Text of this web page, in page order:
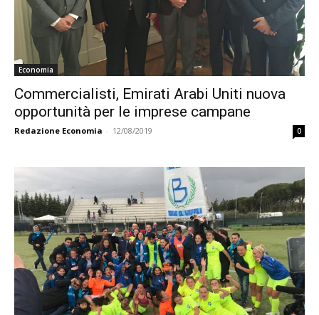
Economia
Commercialisti, Emirati Arabi Uniti nuova
opportunità per le imprese campane
Redazione Economia - 12/08/2019 0